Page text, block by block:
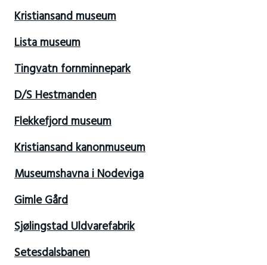
Kristiansand museum
Lista museum
Tingvatn fornminnepark
D/S Hestmanden
Flekkefjord museum
Kristiansand kanonmuseum
Museumshavna i Nodeviga
Gimle Gård
Sjølingstad Uldvarefabrik
Setesdalsbanen